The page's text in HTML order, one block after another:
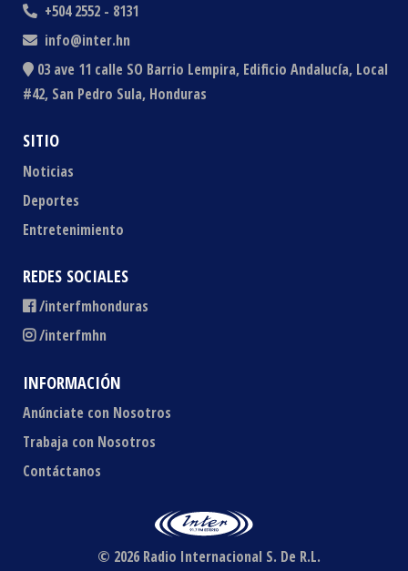
+504 2552 - 8131
info@inter.hn
03 ave 11 calle SO Barrio Lempira, Edificio Andalucía, Local
#42, San Pedro Sula, Honduras
SITIO
Noticias
Deportes
Entretenimiento
REDES SOCIALES
/interfmhonduras
/interfmhn
INFORMACIÓN
Anúnciate con Nosotros
Trabaja con Nosotros
Contáctanos
© 2026 Radio Internacional S. De R.L.